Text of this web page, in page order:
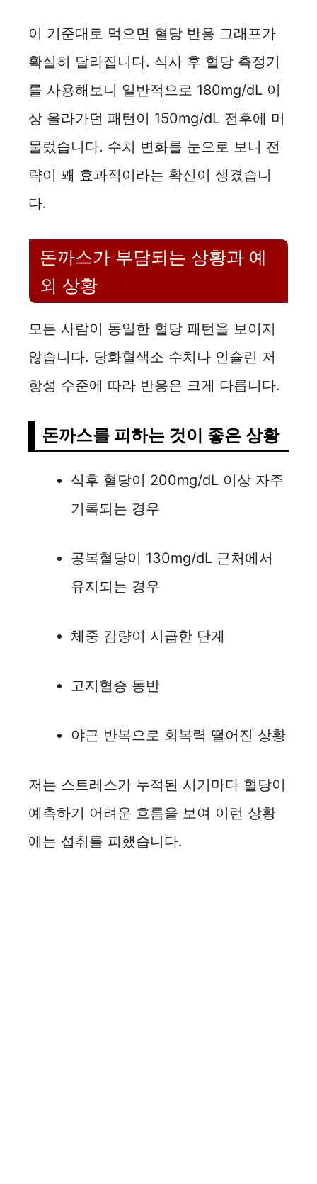
이 기준대로 먹으면 혈당 반응 그래프가
확실히 달라집니다. 식사 후 혈당 측정기
를 사용해보니 일반적으로 180mg/dL 이
상 올라가던 패턴이 150mg/dL 전후에 머
물렀습니다. 수치 변화를 눈으로 보니 전
략이 꽤 효과적이라는 확신이 생겼습니
다.
돈까스가 부담되는 상황과 예
외 상황
모든 사람이 동일한 혈당 패턴을 보이지
않습니다. 당화혈색소 수치나 인슐린 저
항성 수준에 따라 반응은 크게 다릅니다.
돈까스를 피하는 것이 좋은 상황
식후 혈당이 200mg/dL 이상 자주
기록되는 경우
공복혈당이 130mg/dL 근처에서
유지되는 경우
체중 감량이 시급한 단계
고지혈증 동반
야근 반복으로 회복력 떨어진 상황
저는 스트레스가 누적된 시기마다 혈당이
예측하기 어려운 흐름을 보여 이런 상황
에는 섭취를 피했습니다.